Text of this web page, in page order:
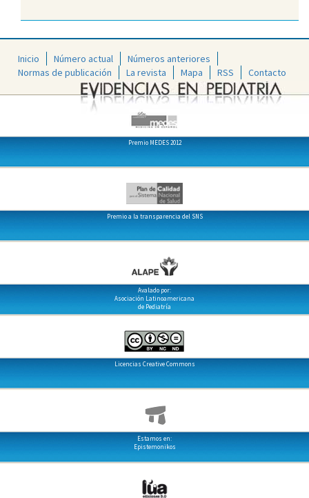
Inicio Número actual
Números anteriores
Normas de publicación
La revista Mapa RSS Contacto
Premio MEDES 2012
Premio a la transparencia del SNS
Avalado por:
Asociación Latinoamericana
de Pediatría
Licencias Creative Commons
Estamos en:
Epistemonikos